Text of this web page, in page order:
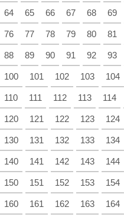
64 65 66 67 68 69
76 77 78 79 80 81
88 89 90 91 92 93
100 101 102 103 104
110 111 112 113 114
120 121 122 123 124
130 131 132 133 134
140 141 142 143 144
150 151 152 153 154
160 161 162 163 164